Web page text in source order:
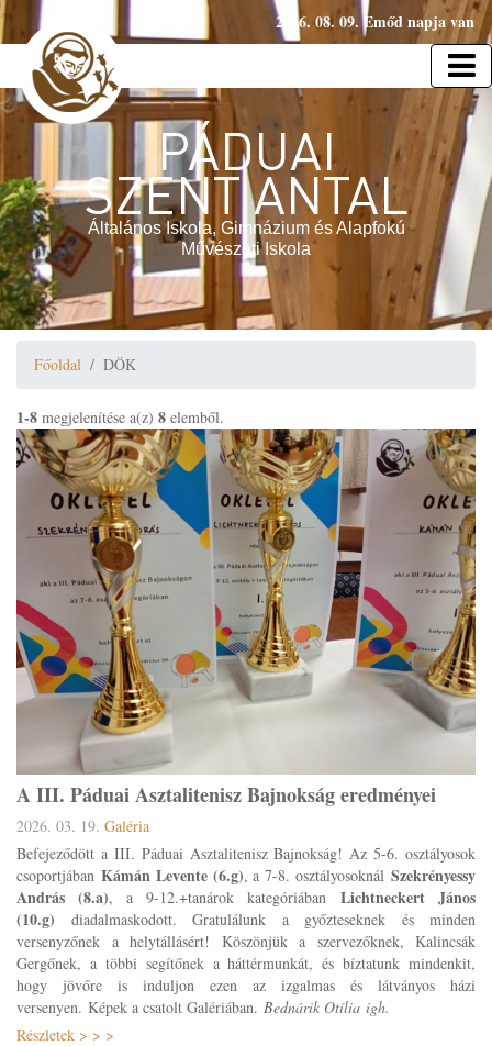
2026. 08. 09. Emőd napja van
PÁDUAI
SZENT ANTAL
Általános Iskola, Gimnázium és Alapfokú
Művészeti Iskola
Főoldal DÖK
1-8 megjelenítése a(z) 8 elemből.
A III. Páduai Asztalitenisz Bajnokság eredményei
2026. 03. 19. Galéria
Befejeződött a III. Páduai Asztalitenisz Bajnokság! Az 5-6. osztályosok
csoportjában Kámán Levente (6.g), a 7-8. osztályosoknálSzekrényessy
András (8.a), a 9-12.+tanárok kategóriában Lichtneckert János
(10.g)diadalmaskodott. Gratulálunk a győzteseknek és minden
versenyzőnek a helytállásért! Köszönjük a szervezőknek, Kalincsák
Gergőnek, a többi segítőnek a háttérmunkát, és bíztatunk mindenkit,
hogy jövőre is induljon ezen az izgalmas és látványos házi
versenyen. Képek a csatolt Galériában. Bednárik Otília igh.
Részletek > > >